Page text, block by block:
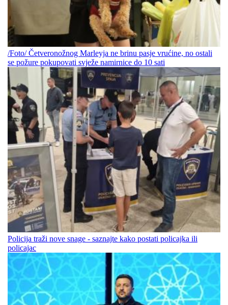
/Foto/ Četveronožnog Marleyja ne brinu pasje vrućine, no ostali
se požure pokupovati svježe namirnice do 10 sati
Policija traži nove snage - saznajte kako postati policajka ili
policajac